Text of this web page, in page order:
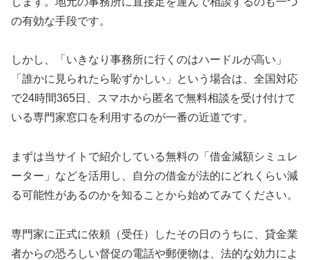
の有効な手段です。
しかし、「いきなり事務所に行くのはハードルが高い」
「誰かに見られたら恥ずかしい」という場合は、全国対応
で24時間365日、スマホから匿名で無料相談を受け付けて
いる専門家窓口を利用するのが一番の近道です。
まずは当サイトで紹介している無料の「借金減額シミュレ
ーター」などを活用し、自分の借金が法的にどれくらい減
る可能性があるのかを知ることから始めてみてください。
専門家に正式に依頼（受任）したその日のうちに、貸金業
者からの恐ろしい督促の電話や郵便物は、法的な効力によ